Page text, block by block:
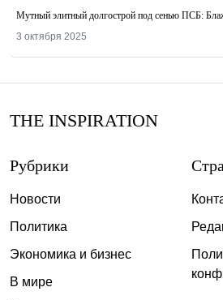
Мутный элитный долгострой под сенью ПСБ:
3 октября 2025
THE INSPIRATION
Рубрики
Новости
Политика
Экономика и бизнес
В мире